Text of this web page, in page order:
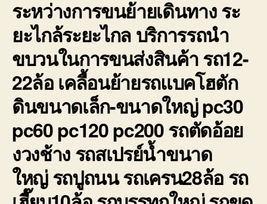
ระหว่างการขนย้ายเดินทาง ระ
ยะไกล้ระยะไกล บริการรถนำ
ขบวนในการขนส่งสินค้า รถ12-
22ล้อ เคลื้อนย้ายรถแบคโฮตัก
ดินขนาดเล็ก-ขนาดใหญ่ pc30
pc60 pc120 pc200 รถตัดอ้อย
งวงช้าง รถสเปรย์น้ำขนาด
ใหญ่ รถปูถนน รถเครน28ล้อ รถ